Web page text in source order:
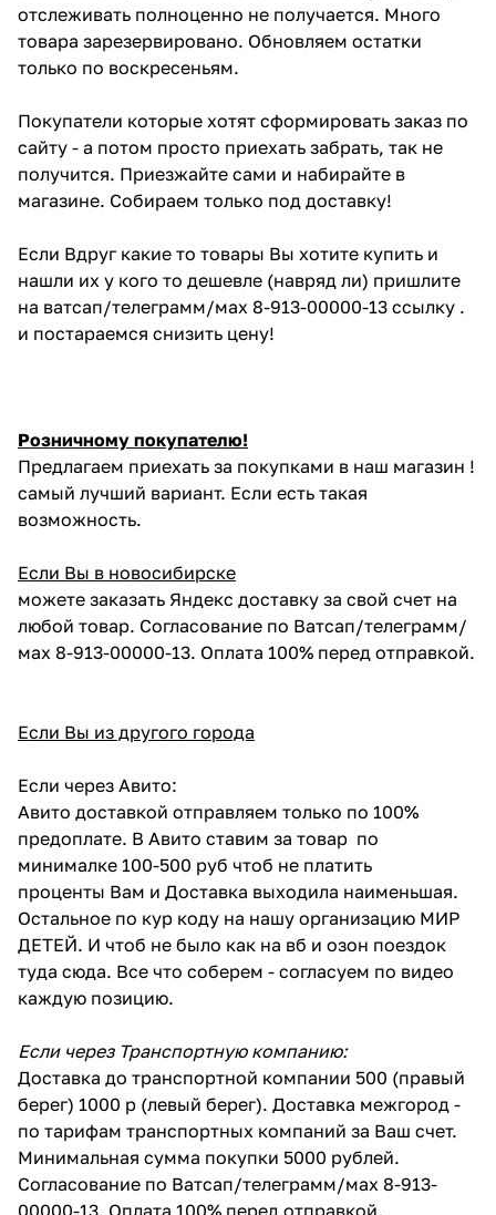
отслеживать полноценно не получается. Много
товара зарезервировано. Обновляем остатки
только по воскресеньям.
Покупатели которые хотят сформировать заказ по
сайту - а потом просто приехать забрать, так не
получится. Приезжайте сами и набирайте в
магазине. Собираем только под доставку!
Если Вдруг какие то товары Вы хотите купить и
нашли их у кого то дешевле (навряд ли) пришлите
на ватсап/телеграмм/мах 8-913-00000-13 ссылку .
и постараемся снизить цену!
Розничному покупателю!
Предлагаем приехать за покупками в наш магазин !
самый лучший вариант. Если есть такая
возможность.
Если Вы в новосибирске
можете заказать Яндекс доставку за свой счет на
любой товар. Согласование по Ватсап/телеграмм/
мах 8-913-00000-13. Оплата 100% перед отправкой.
Если Вы из другого города
Если через Авито:
Авито доставкой отправляем только по 100%
предоплате. В Авито ставим за товар по
минималке 100-500 руб чтоб не платить
проценты Вам и Доставка выходила наименьшая.
Остальное по кур коду на нашу организацию МИР
ДЕТЕЙ. И чтоб не было как на вб и озон поездок
туда сюда. Все что соберем - согласуем по видео
каждую позицию.
Если через Транспортную компанию:
Доставка до транспортной компании 500 (правый
берег) 1000 р (левый берег). Доставка межгород -
по тарифам транспортных компаний за Ваш счет.
Минимальная сумма покупки 5000 рублей.
Согласование по Ватсап/телеграмм/мах 8-913-
00000-13. Оплата 100% перед отправкой.